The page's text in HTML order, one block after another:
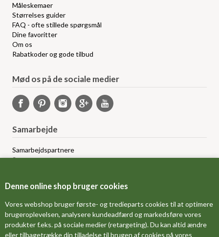
Denne online shop bruger cookies
Vores webshop bruger første- og tredieparts cookies til at optimere
brugeroplevelsen, analysere kundeadfærd og markedsføre vores
produkter f.eks. på sociale medier (retargeting). Du kan altid ændre
eller tilbagetrække din tilladelse til brugen af cookies på vores
Måleskemaer
Størrelses guider
FAQ - ofte stillede spørgsmål
Dine favoritter
Om os
Rabatkoder og gode tilbud
Mød os på de sociale medier
Samarbejde
Samarbejdspartnere
Sponsorprogram
Grossistsalg
FORSIDE